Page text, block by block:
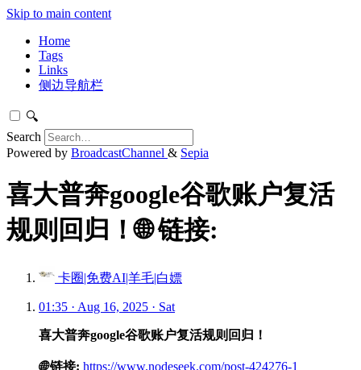
Skip to main content
Home
Tags
Links
侧边导航栏
🔍
Search
Powered by BroadcastChannel & Sepia
喜大普奔google谷歌账户复活
规则回归！🌐 链接:
卡圈|免费AI|羊毛|白嫖
01:35 · Aug 16, 2025 · Sat
喜大普奔google谷歌账户复活规则回归！
🌐 链接: https://www.nodeseek.com/post-424276-1